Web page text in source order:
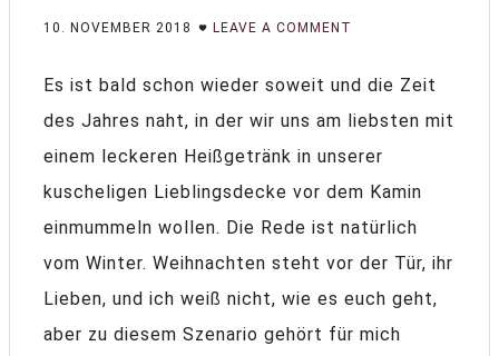
10. NOVEMBER 2018 LEAVE A COMMENT
Es ist bald schon wieder soweit und die Zeit
des Jahres naht, in der wir uns am liebsten mit
einem leckeren Heißgetränk in unserer
kuscheligen Lieblingsdecke vor dem Kamin
einmummeln wollen. Die Rede ist natürlich
vom Winter. Weihnachten steht vor der Tür, ihr
Lieben, und ich weiß nicht, wie es euch geht,
aber zu diesem Szenario gehört für mich